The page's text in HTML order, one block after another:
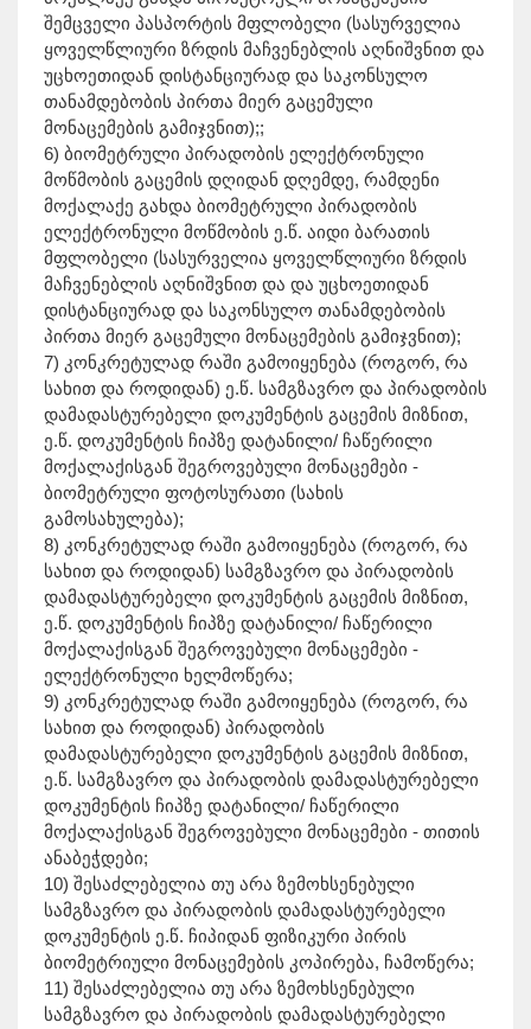
შემცველი პასპორტის მფლობელი (სასურველია
ყოველწლიური ზრდის მაჩვენებლის აღნიშვნით და
უცხოეთიდან დისტანციურად და საკონსულო
თანამდებობის პირთა მიერ გაცემული
მონაცემების გამიჯვნით);;
6) ბიომეტრული პირადობის ელექტრონული
მოწმობის გაცემის დღიდან დღემდე, რამდენი
მოქალაქე გახდა ბიომეტრული პირადობის
ელექტრონული მოწმობის ე.წ. აიდი ბარათის
მფლობელი (სასურველია ყოველწლიური ზრდის
მაჩვენებლის აღნიშვნით და და უცხოეთიდან
დისტანციურად და საკონსულო თანამდებობის
პირთა მიერ გაცემული მონაცემების გამიჯვნით);
7) კონკრეტულად რაში გამოიყენება (როგორ, რა
სახით და როდიდან) ე.წ. სამგზავრო და პირადობის
დამადასტურებელი დოკუმენტის გაცემის მიზნით,
ე.წ. დოკუმენტის ჩიპზე დატანილი/ ჩაწერილი
მოქალაქისგან შეგროვებული მონაცემები -
ბიომეტრული ფოტოსურათი (სახის
გამოსახულება);
8) კონკრეტულად რაში გამოიყენება (როგორ, რა
სახით და როდიდან) სამგზავრო და პირადობის
დამადასტურებელი დოკუმენტის გაცემის მიზნით,
ე.წ. დოკუმენტის ჩიპზე დატანილი/ ჩაწერილი
მოქალაქისგან შეგროვებული მონაცემები -
ელექტრონული ხელმოწერა;
9) კონკრეტულად რაში გამოიყენება (როგორ, რა
სახით და როდიდან) პირადობის
დამადასტურებელი დოკუმენტის გაცემის მიზნით,
ე.წ. სამგზავრო და პირადობის დამადასტურებელი
დოკუმენტის ჩიპზე დატანილი/ ჩაწერილი
მოქალაქისგან შეგროვებული მონაცემები - თითის
ანაბეჭდები;
10) შესაძლებელია თუ არა ზემოხსენებული
სამგზავრო და პირადობის დამადასტურებელი
დოკუმენტის ე.წ. ჩიპიდან ფიზიკური პირის
ბიომეტრიული მონაცემების კოპირება, ჩამოწერა;
11) შესაძლებელია თუ არა ზემოხსენებული
სამგზავრო და პირადობის დამადასტურებელი